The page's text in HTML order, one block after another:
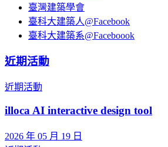
臺灣建築學會
臺科大建築人@Facebook
臺科大建築系@Faceboook
近期活動
近期活動
illoca AI interactive design tool
2026 年 05 月 19 日